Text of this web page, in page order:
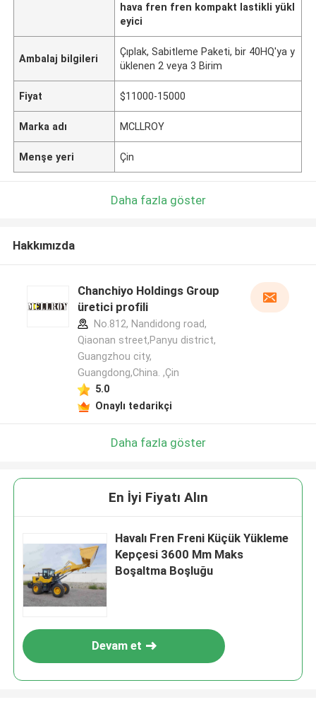
hava fren fren kompakt lastikli yükl
eyici
Ambalaj bilgileri
Çıplak, Sabitleme Paketi, bir 40HQ'ya y
üklenen 2 veya 3 Birim
Fiyat $11000-15000
Marka adı MCLLROY
Menşe yeri Çin
Daha fazla göster
Hakkımızda
Chanchiyo Holdings Group
üretici profili
No.812, Nandidong road,
Qiaonan street,Panyu district,
Guangzhou city,
Guangdong,China. ,Çin
5.0
Onaylı tedarikçi
Daha fazla göster
En İyi Fiyatı Alın
Havalı Fren Freni Küçük Yükleme
Kepçesi 3600 Mm Maks
Boşaltma Boşluğu
Devam et